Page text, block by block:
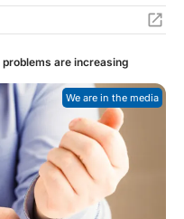
are increasing
We are in the media